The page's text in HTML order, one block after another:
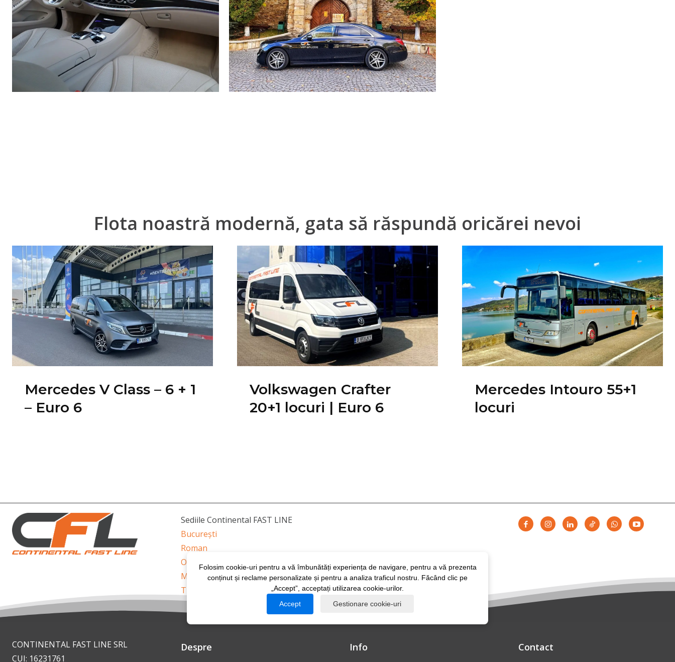
Flota noastră modernă, gata să răspundă oricărei nevoi
Mercedes V Class – 6 + 1
– Euro 6
Volkswagen Crafter
20+1 locuri | Euro 6
Mercedes Intouro 55+1
locuri
Sediile Continental FAST LINE
București
Roman
Oravița
Mioveni
Timișoara
CONTINENTAL FAST LINE SRL
CUI: 16231761
Despre Info Contact
Folosim cookie-uri pentru a vă îmbunătăți experiența de navigare, pentru a vă prezenta
conținut și reclame personalizate și pentru a analiza traficul nostru. Făcând clic pe
„Accept”, acceptați utilizarea cookie-urilor.
Accept
Gestionare cookie-uri